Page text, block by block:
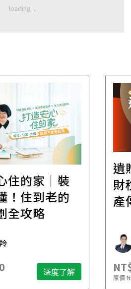
住的家｜裝
！住到老的
全攻略
深度了解
遺
財
產
原價